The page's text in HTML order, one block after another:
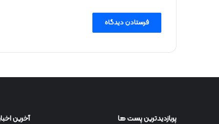
پربازدیدترین پست ها آخرین